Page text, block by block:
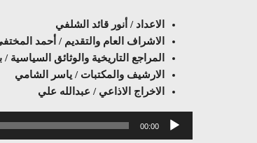
الاعداد / أنور قائد الشلفي
الاشراف العام والتقديم / أحمد
المراجع التاريخية والوثائق السياسية
الارشيف والمكتبات / ياسر الشامي
الاخراج الاذاعي / عبدالله علي
مشغل
00:00